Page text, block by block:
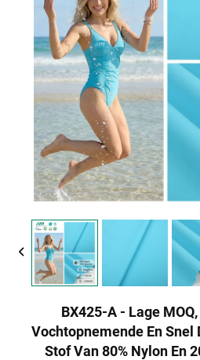
BX425-A - Lage
Vochtopnemende En Snel
Stof Van 80% Nylon En